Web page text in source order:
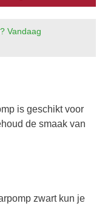
Vandaag
is geschikt voor
de smaak van
zwart kun je